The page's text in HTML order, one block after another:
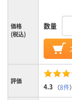
価格
(税込)
数量
評価
4.3 （8件）